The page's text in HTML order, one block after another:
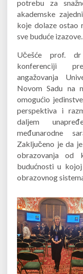
potrebu za
akademske
koje dolaze ostao
sve buduće izazove.
Učešće prof.
konferenciji
angažovanja
Novom Sadu na
omogućio
perspektiva i
daljem
međunarodne
Zaključeno je da
obrazovanja od
budućnosti u
obrazovnog